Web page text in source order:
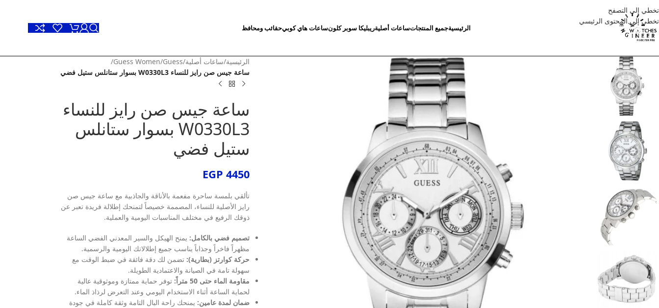
تخطي إلى التصفح
تخطي إلى المحتوى الرئيسي
الرئيسيةجميع المنتجاتساعات أصليةريبليكا سوبر كلونساعات هاي كوبيحقائب ومحافظ
الرئيسية/ساعات أصلية/
Guess
/
Guess Women
/
ساعة جيس صن رايز للنساء W0330L3 بسوار ستانلس ستيل فضي
ساعة جيس صن رايز للنساء
W0330L3 بسوار ستانلس
ستيل فضي
EGP 4450
تألقي بلمسة ساحرة مفعمة بالأناقة والجاذبية مع ساعة جيس صن
رايز الأصلية للنساء، المصممة خصيصاً لتمنحك إطلالة فريدة تعبر عن
ذوقك الرفيع في مختلف المناسبات اليومية والعملية.
تصميم فضي بالكامل: يمنح الهيكل والسير المعدني الفضي الساعة
مظهراً فاخراً وجذاباً يناسب جميع إطلالاتك اليومية والرسمية.
حركة كوارتز (بطارية): تضمن لك دقة فائقة في ضبط الوقت مع
سهولة تامة في الصيانة والاعتمادية الطويلة.
مقاومة الماء حتى 50 متراً:
توفر حماية ممتازة وموثوقية عالية
لحماية الساعة أثناء الاستخدام اليومي وعند التعرض لرذاذ الماء.
ضمان لمدة عامين: يمنحك راحة البال التامة وثقة كاملة في جودة